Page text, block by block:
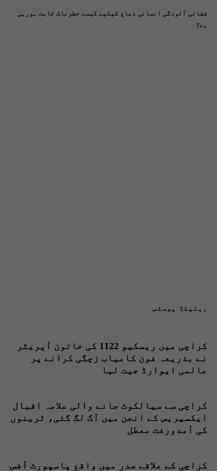
فضائی آلودگی انسانی دماغ کیلیے کیسے خطرناک ثابت ہورہی
ہے؟
ریلیٹڈ پوسٹس
کراچی میں ریسکیو 1122 کی خاتون آپریٹر
نے بذریعہ فون کامیاب زچگی کرانے پر
عالمی ایوارڈ جیت لیا
کراچی سے سیالکوٹ جانے والی علامہ اقبال
ایکسپریس کے انجن میں آگ لگ گئی، ٹرینوں
کی آمدورفت معطل
کراچی کے علاقے صدر میں واقع پاسپورٹ آفس